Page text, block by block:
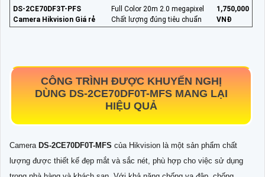
DS-2CE70DF3T-PFS
Camera Hikvision Giá rẻ
Full Color 20m 2.0 megapixel
Chất lượng đúng tiêu chuẩn
1,750,000
VNĐ
CÔNG TRÌNH ĐƯỢC KHUYẾN NGHỊ
DÙNG DS-2CE70DF0T-MFSMANG LẠI
HIỆU QUẢ
Camera DS-2CE70DF0T-MFS của Hikvision là một sản phẩm chất
lượng được thiết kế đẹp mắt và sắc nét, phù hợp cho việc sử dụng